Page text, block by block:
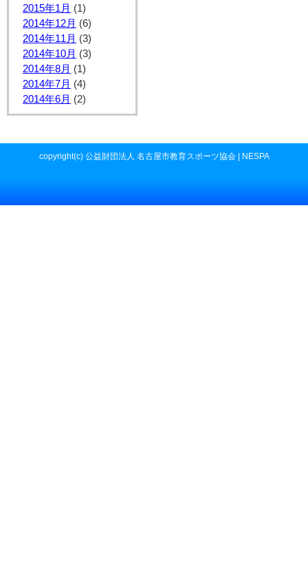
2015年1月 (1)
2014年12月 (6)
2014年11月 (3)
2014年10月 (3)
2014年8月 (1)
2014年7月 (4)
2014年6月 (2)
copyright(c) 公益財団法人 名古屋市教育スポーツ協会 | NESPA